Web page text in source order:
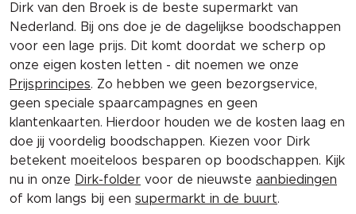
Dirk van den Broek is de beste supermarkt van
Nederland. Bij ons doe je de dagelijkse boodschappen
voor een lage prijs. Dit komt doordat we scherp op
onze eigen kosten letten - dit noemen we onze
Prijsprincipes. Zo hebben we geen bezorgservice,
geen speciale spaarcampagnes en geen
klantenkaarten. Hierdoor houden we de kosten laag en
doe jij voordelig boodschappen. Kiezen voor Dirk
betekent moeiteloos besparen op boodschappen. Kijk
nu in onze Dirk-folder voor de nieuwste aanbiedingen
of kom langs bij een supermarkt in de buurt.